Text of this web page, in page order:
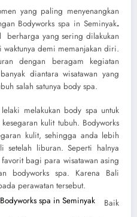
yang paling menyenangkan
Bodyworks spa in Seminyak.
berharga yang sering dilakukan
demi memanjakan diri.
dengan beragam kegiatan
diantara wisatawan yang
salah satunya body spa.
melakukan body spa untuk
kulit tubuh. Bodyworks
kulit, sehingga anda lebih
setelah liburan. Seperti halnya
bagi para wisatawan asing
bodyworks spa. Karena Bali
pada perawatan tersebut.
Baik